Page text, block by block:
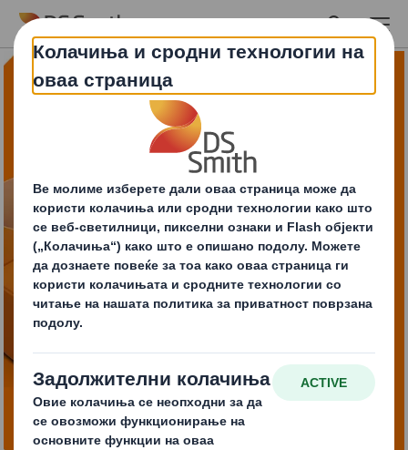
Skip to main content
Беспрекорно и
одржливо враќање на
производот со
решението за
пакување Tape Back